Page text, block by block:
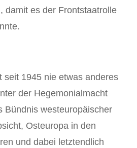
damit es der Frontstaatrolle
seit 1945 nie etwas anderes
der Hegemonialmacht
Bündnis westeuropäischer
Osteuropa in den
und dabei letztendlich